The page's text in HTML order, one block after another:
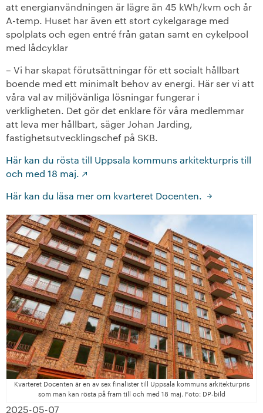
att energianvändningen är lägre än 45 kWh/kvm och år
A-temp. Huset har även ett stort cykelgarage med
spolplats och egen entré från gatan samt en cykelpool
med lådcyklar
– Vi har skapat förutsättningar för ett socialt hållbart
boende med ett minimalt behov av energi. Här ser vi att
våra val av miljövänliga lösningar fungerar i
verkligheten. Det gör det enklare för våra medlemmar
att leva mer hållbart, säger Johan Jarding,
fastighetsutvecklingschef på SKB.
Här kan du rösta till Uppsala kommuns arkitekturpris till
och med 18 maj.
Här kan du läsa mer om kvarteret Docenten.
Kvarteret Docenten är en av sex finalister till Uppsala kommuns arkitekturpris
som man kan rösta på fram till och med 18 maj. Foto: DP-bild
2025-05-07